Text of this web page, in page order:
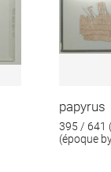
papyrus
395 / 641
(époque